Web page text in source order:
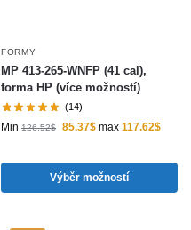
FORMY
MP 413-265-WNFP (41 cal),
forma HP (více možností)
(14)
Min 126.52$ 85.37$ max 117.62$
Výběr možností